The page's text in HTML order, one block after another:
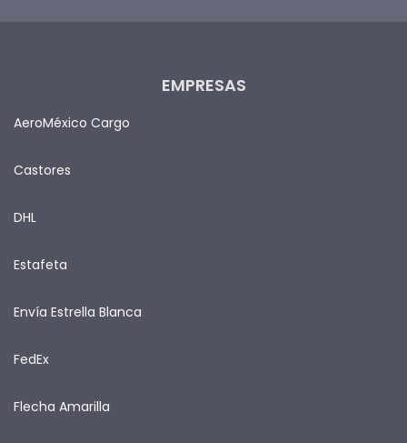
EMPRESAS
AeroMéxico Cargo
Castores
DHL
Estafeta
Envía Estrella Blanca
FedEx
Flecha Amarilla